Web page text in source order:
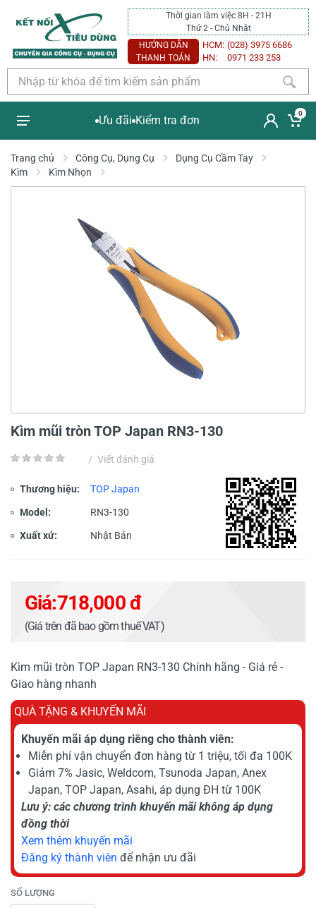
Thời gian làm việc 8H - 21H
Thứ 2 - Chủ Nhật
HƯỚNG DẪN
THANH TOÁN
HCM: (028) 3975 6686
HN:
0971 233 253
Ưu đãi Kiểm tra đơn
0
Trang chủ Công Cụ, Dụng Cụ
Dụng Cụ Cầm Tay
Kìm
Kìm Nhọn
Kìm mũi tròn TOP Japan RN3-130
/ Viết đánh giá
Thương hiệu: TOP Japan
Model: RN3-130
Xuất xứ: Nhật Bản
Giá:718,000 đ
(Giá trên đã bao gồm thuế VAT)
Kìm mũi tròn TOP Japan RN3-130 Chính hãng - Giá rẻ -
Giao hàng nhanh
QUÀ TẶNG & KHUYẾN MÃI
Khuyến mãi áp dụng riêng cho thành viên:
Miễn phí vận chuyển đơn hàng từ 1 triệu, tối đa 100K
Giảm 7% Jasic, Weldcom, Tsunoda Japan, Anex
Japan, TOP Japan, Asahi, áp dụng ĐH từ 100K
Lưu ý: các chương trình khuyến mãi không áp dụng
đồng thời
Xem thêm khuyến mãi
Đăng ký thành viên để nhận ưu đãi
SỐ LƯỢNG